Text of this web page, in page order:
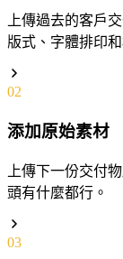
上傳過去的客戶
版式、字體排印
02
添加原始素材
上傳下一份交付
頭有什麼都行。
03